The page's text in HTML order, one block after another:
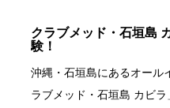
クラブメッド・石垣島
験！
沖縄・石垣島にあるオール
ラブメッド・石垣島 カビ